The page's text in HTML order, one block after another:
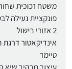
משטח זכוכית
פונקציית נעילה
2 אזורי בישול
אינדיקאטור דרגת
טיימר